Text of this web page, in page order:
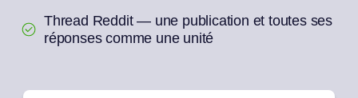
Thread Reddit — une publication et toutes ses
réponses comme une unité